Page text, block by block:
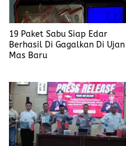
19 Paket Sabu Siap Edar
Berhasil Di Gagalkan Di Ujan
Mas Baru